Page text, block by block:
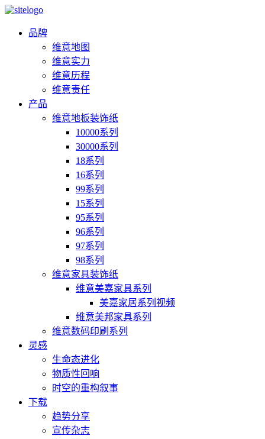
品牌
维意地图
维意实力
维意历程
维意责任
产品
维意地板装饰纸
10000系列
30000系列
18系列
16系列
99系列
15系列
95系列
96系列
97系列
98系列
维意家具装饰纸
维意美嘉家具系列
美嘉家居系列视频
维意美邦家具系列
维意数码印刷系列
灵感
生命态进化
物质性回响
时空的重构叙事
下载
趋势分享
宣传杂志